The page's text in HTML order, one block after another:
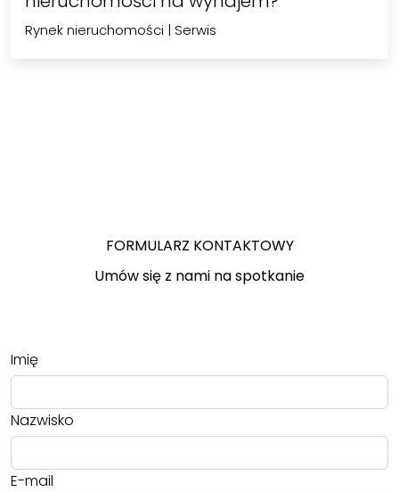
Rynek nieruchomości | Serwis
FORMULARZ KONTAKTOWY
Umów się z nami na spotkanie
Imię
Nazwisko
E-mail